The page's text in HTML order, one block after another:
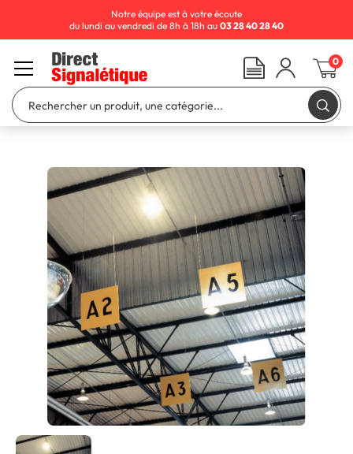
Notre équipe est à votre écoute
du lundi au vendredi de 8h à 18h au 03 28 40 28 40
0